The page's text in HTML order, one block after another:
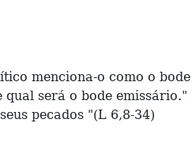
menciona-o como o bode
será o bode
pecados "(L 6,8-34)